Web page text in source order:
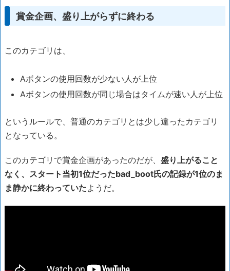
賞金企画、盛り上がらずに終わる
このカテゴリは、
Aボタンの使用回数が少ない人が上位
Aボタンの使用回数が同じ場合はタイムが速い人が上位
というルールで、普通のカテゴリとは少し違ったカテゴリ
となっている。
このカテゴリで賞金企画があったのだが、 盛り上がること
なく、スタート当初1位だったbad_boot氏の記録が1位のま
ま静かに終わっていたようだ。